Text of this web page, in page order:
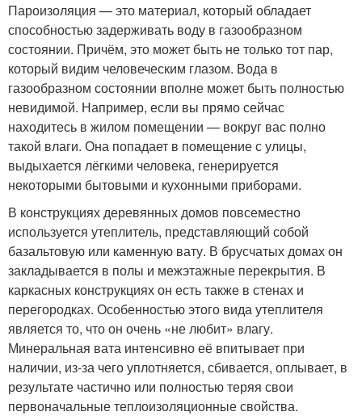
Пароизоляция — это материал, который обладает
способностью задерживать воду в газообразном
состоянии. Причём, это может быть не только тот пар,
который видим человеческим глазом. Вода в
газообразном состоянии вполне может быть полностью
невидимой. Например, если вы прямо сейчас
находитесь в жилом помещении — вокруг вас полно
такой влаги. Она попадает в помещение с улицы,
выдыхается лёгкими человека, генерируется
некоторыми бытовыми и кухонными приборами.
В конструкциях деревянных домов повсеместно
используется утеплитель, представляющий собой
базальтовую или каменную вату. В брусчатых домах он
закладывается в полы и межэтажные перекрытия. В
каркасных конструкциях он есть также в стенах и
перегородках. Особенностью этого вида утеплителя
является то, что он очень «не любит» влагу.
Минеральная вата интенсивно её впитывает при
наличии, из-за чего уплотняется, сбивается, оплывает, в
результате частично или полностью теряя свои
первоначальные теплоизоляционные свойства.